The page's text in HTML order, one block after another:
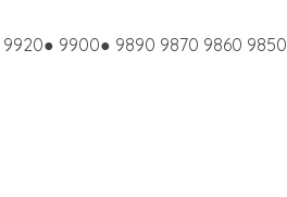
9900● 9890 9870 9860 9850